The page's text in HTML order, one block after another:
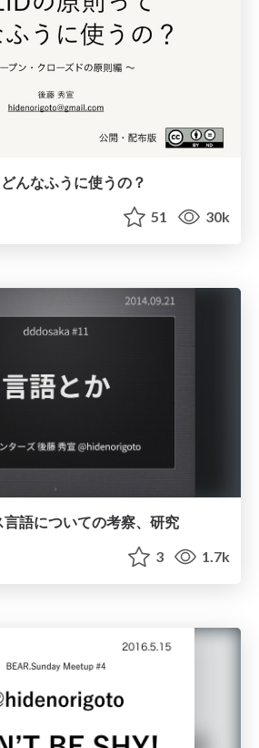
んなふうに使うの？
51 30k
語についての考察、研究
3 1.7k